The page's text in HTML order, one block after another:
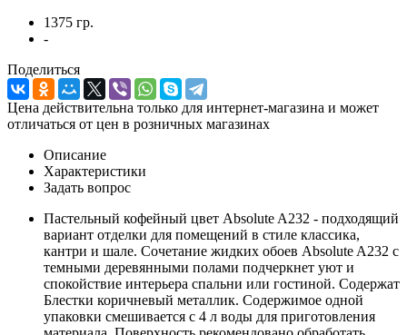
1375 гр.
-
Поделиться
Цена действительна только для интернет-магазина и может
отличаться от цен в розничных магазинах
Описание
Характеристики
Задать вопрос
Пастельный кофейный цвет Absolute A232 - подходящий
вариант отделки для помещений в стиле классика,
кантри и шале. Сочетание жидких обоев Absolute A232 с
темными деревянными полами подчеркнет уют и
спокойствие интерьера спальни или гостиной. Содержат
Блестки коричневый металлик. Содержимое одной
упаковки смешивается с 4 л воды для приготовления